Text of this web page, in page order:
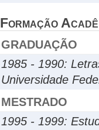
Formação
GRADUAÇÃO
1985 - 1990:
Universidade
MESTRADO
1995 - 1999: